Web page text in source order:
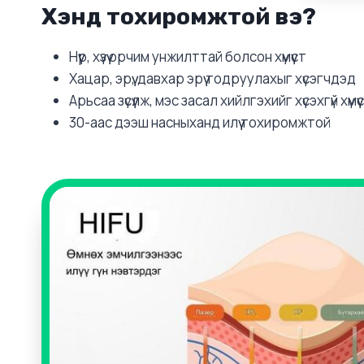
Хэнд тохиромжтой вэ?
Нүүр, хүзүү орчим унжилттай болсон хүмүүст
Хацар, эрүү, давхар эрүү тодруулахыг хүсэгчдэд
Арьсаа зүсүүлж, мэс засал хийлгэхийг хүсэхгүй
30-аас дээш насныханд илүү тохиромжтой